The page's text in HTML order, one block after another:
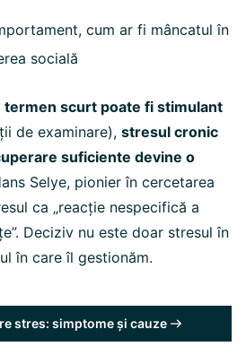
cum ar fi mâncatul în
socială
termen scurt poate fi stimulant
de examinare), stresul cronic
suficiente devine o
Selye, pionier în cercetarea
ca „reacție nespecifică a
Deciziv nu este doar stresul în
în care îl gestionăm.
stres: simptome și cauze